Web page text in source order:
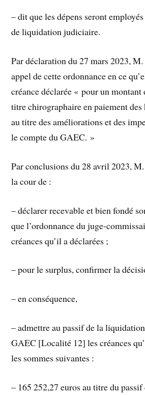
– dit que les dépens seront
de liquidation judiciaire.
Par déclaration du 27 mars 2023,
appel de cette ordonnance en ce
créance déclarée « pour un montant
titre chirographaire en paiement des
au titre des améliorations et des
le compte du GAEC. »
Par conclusions du 28 avril 2023,
la cour de :
– déclarer recevable et bien fondé
que l’ordonnance du juge-
créances qu’il a déclarées ;
– pour le surplus, confirmer la
– en conséquence,
– admettre au passif de la
GAEC [Localité 12] les créances
les sommes suivantes :
– 165 252,27 euros au titre du